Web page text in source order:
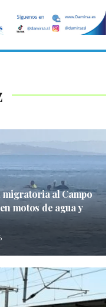
migratoria al Campo
motos de agua y